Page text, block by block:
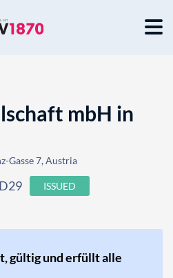
mbH in
Gasse 7, Austria
ISSUED
gültig und erfüllt alle